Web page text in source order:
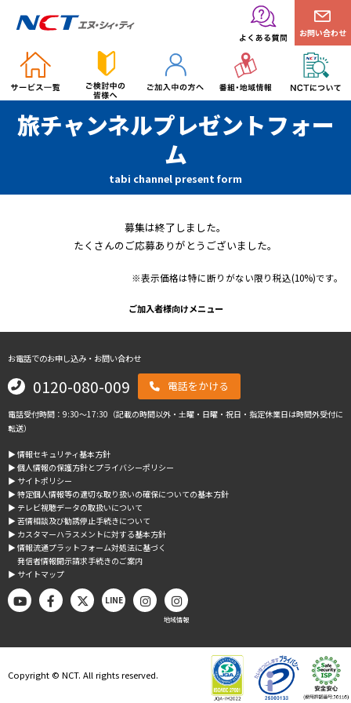
お問い合わせ
旅チャンネルプレゼントフォー
ム
tabi channel present form
募集は終了しました。
たくさんのご応募ありがとうございました。
※表示価格は特に断りがない限り税込(10%)です。
ご加入者様向けメニュー
お電話でのお申し込み・お問い合わせ
0120-080-009 電話をかける
電話受付時間：9:30～17:30（記載の時間以外・土曜・日曜・祝日・指定休業日は時間外受付に
転送）
▶︎ 情報セキュリティ基本方針
▶︎ 個人情報の保護方針とプライバシーポリシー
▶︎ サイトポリシー
▶︎ 特定個人情報等の適切な取り扱いの確保についての基本方針
▶︎ テレビ視聴データの取扱いについて
▶︎ 苦情相談及び勧誘停止手続きについて
▶︎ カスタマーハラスメントに対する基本方針
▶︎ 情報流通プラットフォーム対処法に基づく
発信者情報開示請求手続きのご案内
▶︎ サイトマップ
LINE
地域情報
Copyright © NCT. All rights reserved.